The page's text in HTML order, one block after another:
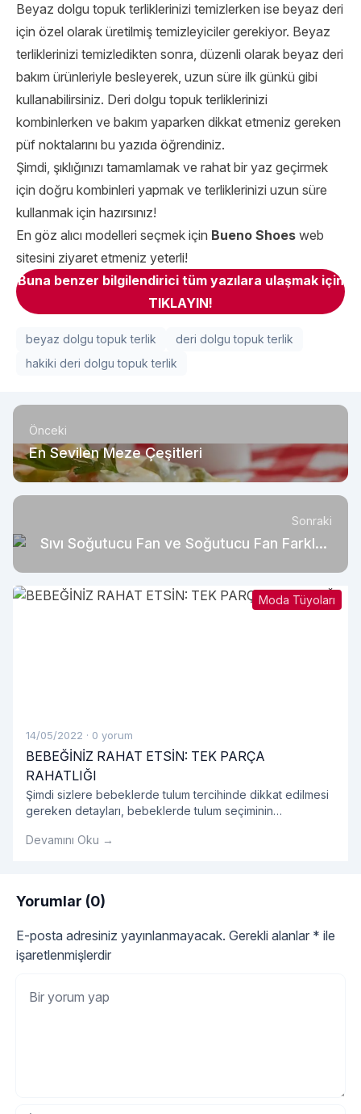
Beyaz dolgu topuk terliklerinizi temizlerken ise beyaz deri
için özel olarak üretilmiş temizleyiciler gerekiyor. Beyaz
terliklerinizi temizledikten sonra, düzenli olarak beyaz deri
bakım ürünleriyle besleyerek, uzun süre ilk günkü gibi
kullanabilirsiniz. Deri dolgu topuk terliklerinizi
kombinlerken ve bakım yaparken dikkat etmeniz gereken
püf noktalarını bu yazıda öğrendiniz.
Şimdi, şıklığınızı tamamlamak ve rahat bir yaz geçirmek
için doğru kombinleri yapmak ve terliklerinizi uzun süre
kullanmak için hazırsınız!
En göz alıcı modelleri seçmek için Bueno Shoes web
sitesini ziyaret etmeniz yeterli!
Buna benzer bilgilendirici tüm yazılara ulaşmak için
TIKLAYIN!
beyaz dolgu topuk terlik
deri dolgu topuk terlik
hakiki deri dolgu topuk terlik
Önceki
En Sevilen Meze Çeşitleri
Sonraki
Sıvı Soğutucu Fan ve Soğutucu Fan Farkları
Moda Tüyoları
14/05/2022 · 0 yorum
BEBEĞİNİZ RAHAT ETSİN: TEK PARÇA
RAHATLIĞI
Şimdi sizlere bebeklerde tulum tercihinde dikkat edilmesi
gereken detayları, bebeklerde tulum seçiminin
tüm detayları sırasıyla açıklayalım.
Devamını Oku →
Yorumlar (0)
E-posta adresiniz yayınlanmayacak. Gerekli alanlar * ile
işaretlenmişlerdir